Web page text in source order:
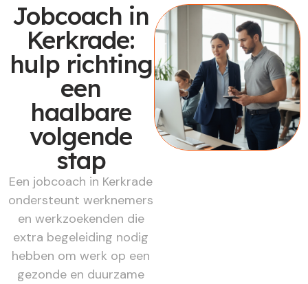
Jobcoach in
Kerkrade:
hulp richting
een
haalbare
volgende
stap
Een jobcoach in Kerkrade
ondersteunt werknemers
en werkzoekenden die
extra begeleiding nodig
hebben om werk op een
gezonde en duurzame